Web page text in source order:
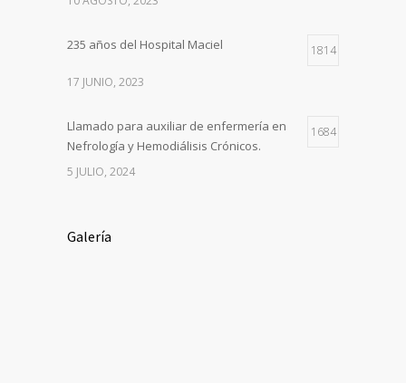
235 años del Hospital Maciel 1814
17 JUNIO, 2023
Llamado para auxiliar de enfermería en
Nefrología y Hemodiálisis Crónicos.
1684
5 JULIO, 2024
Galería